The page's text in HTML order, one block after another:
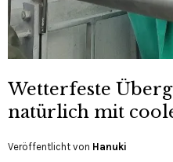
Wetterfeste
natürlich mit
Veröffentlicht von Hanuki